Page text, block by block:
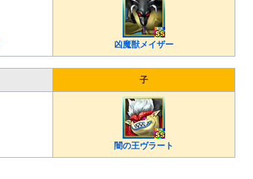
凶魔獣メイザー
子
闇の王ヴラート